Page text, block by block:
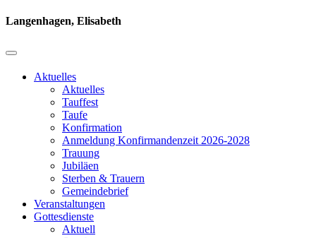
Langenhagen, Elisabeth
Aktuelles
Aktuelles
Tauffest
Taufe
Konfirmation
Anmeldung Konfirmandenzeit 2026-2028
Trauung
Jubiläen
Sterben & Trauern
Gemeindebrief
Veranstaltungen
Gottesdienste
Aktuell